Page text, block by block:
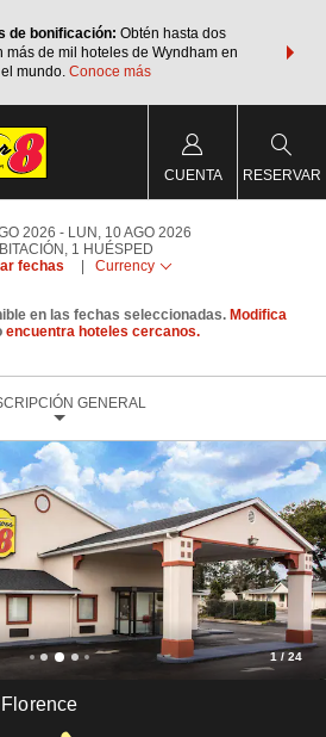
de bonificación:Obtén hasta dos
más de mil hoteles de Wyndham en
mundo. Conoce más
de viaje
CUENTA RESERVAR
2026
LUN, 10 AGO 2026
, 1 HUÉSPED
fechas
Currency
en las fechas seleccionadas. Modifica
encuentra hoteles cercanos.
GENERAL
1/ 24